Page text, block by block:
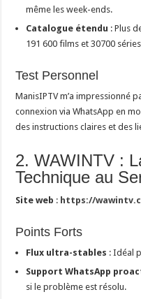
même les week-ends.
Catalogue étendu : Plus
191 600 films et 30700
Test Personnel
ManisIPTV m’a impressionné
connexion via WhatsApp en
des instructions claires et des
2. WAWINTV :
Technique au
Site web : https://
Points Forts
Flux ultra-stables : Idéal
Support WhatsApp
si le problème est résolu.